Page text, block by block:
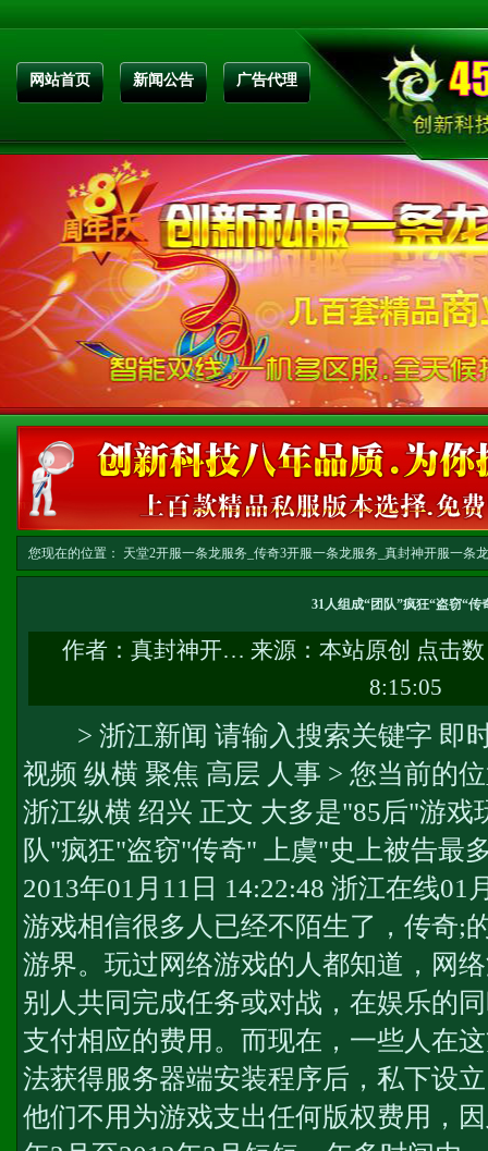
网站首页 新闻公告 广告代理
您现在的位置： 天堂2开服一条龙服务_传奇3开服一条龙服务_真封神开服一条
31人组成“团队”疯狂“盗窃“传
作者： 真封神开… 来源：本站原创 点击
8:15:05
> 浙江新闻 请输入搜索关键字 即
视频 纵横 聚焦 高层 人事 > 您当前的
浙江纵横 绍兴 正文 大多是"85后"游戏
队"疯狂"盗窃"传奇" 上虞"史上被告最
2013年01月11日 14:22:48 浙江在线01
游戏相信很多人已经不陌生了，传奇;
游界。玩过网络游戏的人都知道，网
别人共同完成任务或对战，在娱乐的
支付相应的费用。而现在，一些人在
法获得服务器端安装程序后，私下设
他们不用为游戏支出任何版权费用，